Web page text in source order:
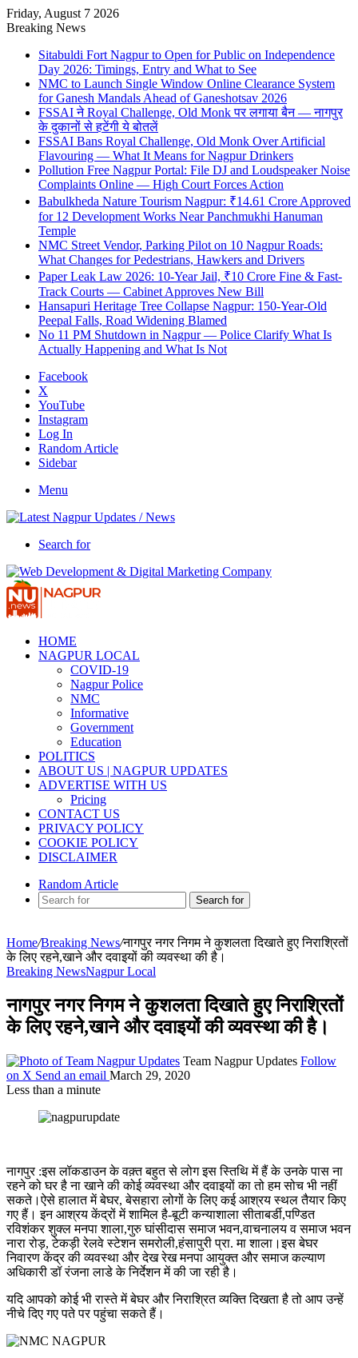
Friday, August 7 2026
Breaking News
Sitabuldi Fort Nagpur to Open for Public on Independence
Day 2026: Timings, Entry and What to See
NMC to Launch Single Window Online Clearance System
for Ganesh Mandals Ahead of Ganeshotsav 2026
FSSAI ने Royal Challenge, Old Monk पर लगाया बैन — नागपुर
के दुकानों से हटेंगी ये बोतलें
FSSAI Bans Royal Challenge, Old Monk Over Artificial
Flavouring — What It Means for Nagpur Drinkers
Pollution Free Nagpur Portal: File DJ and Loudspeaker Noise
Complaints Online — High Court Forces Action
Babulkheda Nature Tourism Nagpur: ₹14.61 Crore Approved
for 12 Development Works Near Panchmukhi Hanuman
Temple
NMC Street Vendor, Parking Pilot on 10 Nagpur Roads:
What Changes for Pedestrians, Hawkers and Drivers
Paper Leak Law 2026: 10-Year Jail, ₹10 Crore Fine & Fast-
Track Courts — Cabinet Approves New Bill
Hansapuri Heritage Tree Collapse Nagpur: 150-Year-Old
Peepal Falls, Road Widening Blamed
No 11 PM Shutdown in Nagpur — Police Clarify What Is
Actually Happening and What Is Not
Facebook
X
YouTube
Instagram
Log In
Random Article
Sidebar
Menu
Search for
HOME
NAGPUR LOCAL
COVID-19
Nagpur Police
NMC
Informative
Government
Education
POLITICS
ABOUT US | NAGPUR UPDATES
ADVERTISE WITH US
Pricing
CONTACT US
PRIVACY POLICY
COOKIE POLICY
DISCLAIMER
Random Article
Search for
Home/Breaking News/नागपुर नगर निगम ने कुशलता दिखाते हुए निराश्रितों
के लिए रहने,खाने और दवाइयों की व्यवस्था की है।
Breaking NewsNagpur Local
नागपुर नगर निगम ने कुशलता दिखाते हुए निराश्रितों
के लिए रहने,खाने और दवाइयों की व्यवस्था की है।
Team Nagpur Updates Follow
on X Send an email March 29, 2020
Less than a minute
नागपुर :इस लॉकडाउन के वक़्त बहुत से लोग इस स्तिथि में हैं के उनके पास ना
रहने को घर है ना खाने की कोई व्यवस्था और दवाइयों का तो हम सोच भी नहीं
सकते।ऐसे हालात में बेघर, बेसहारा लोगों के लिए कई आश्रय स्थल तैयार किए
गए हैं। इन आश्रय केंद्रों में शामिल है-बूटी कन्याशाला सीताबर्डी,पण्डित
रविशंकर शुक्ल मनपा शाला,गुरु घांसीदास समाज भवन,वाचनालय व समाज भवन
नारा रोड़, टेकड़ी रेलवे स्टेशन समरोली,हंसापुरी प्रा. मा शाला।इस बेघर
निवारण केंद्र की व्यवस्था और देख रेख मनपा आयुक्त और समाज कल्याण
अधिकारी डॉ रंजना लाडे के निर्देशन में की जा रही है।
यदि आपको कोई भी रास्ते में बेघर और निराश्रित व्यक्ति दिखता है तो आप उन्हें
नीचे दिए गए पते पर पहुंचा सकते हैं।